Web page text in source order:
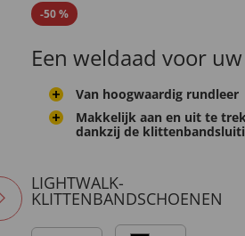
-50%
Een weldaad voor
Van hoogwaardig rundleer
Makkelijk aan en uit te
dankzij de
LIGHTWALK-
KLITTENBANDSCHOENEN